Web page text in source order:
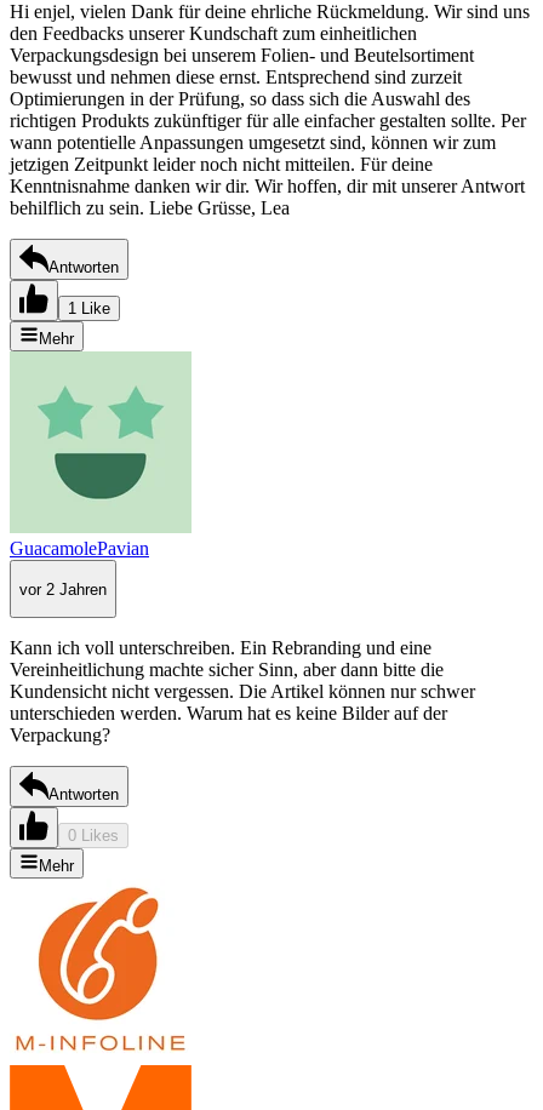
Hi enjel, vielen Dank für deine ehrliche Rückmeldung. Wir sind uns
den Feedbacks unserer Kundschaft zum einheitlichen
Verpackungsdesign bei unserem Folien- und Beutelsortiment
bewusst und nehmen diese ernst. Entsprechend sind zurzeit
Optimierungen in der Prüfung, so dass sich die Auswahl des
richtigen Produkts zukünftiger für alle einfacher gestalten sollte. Per
wann potentielle Anpassungen umgesetzt sind, können wir zum
jetzigen Zeitpunkt leider noch nicht mitteilen. Für deine
Kenntnisnahme danken wir dir. Wir hoffen, dir mit unserer Antwort
behilflich zu sein. Liebe Grüsse, Lea
Antworten
1 Like
Mehr
GuacamolePavian
vor 2 Jahren
Kann ich voll unterschreiben. Ein Rebranding und eine
Vereinheitlichung machte sicher Sinn, aber dann bitte die
Kundensicht nicht vergessen. Die Artikel können nur schwer
unterschieden werden. Warum hat es keine Bilder auf der
Verpackung?
Antworten
0 Likes
Mehr